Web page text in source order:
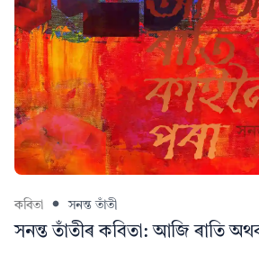
কবিতা সনন্ত তাঁতী
সনন্ত তাঁতীৰ কবিতা: আজি ৰাতি